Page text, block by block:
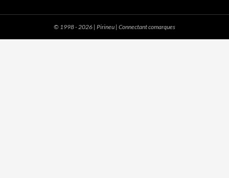
© 1998 - 2026 | Pirineu | Connectant comarques